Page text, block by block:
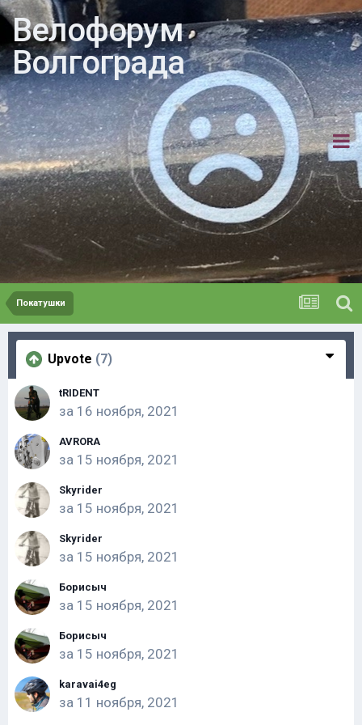
Велофорум
Волгограда
Покатушки
Upvote (7)
tRIDENT
за 16 ноября, 2021
AVRORA
за 15 ноября, 2021
Skyrider
за 15 ноября, 2021
Skyrider
за 15 ноября, 2021
Борисыч
за 15 ноября, 2021
Борисыч
за 15 ноября, 2021
karavai4eg
за 11 ноября, 2021